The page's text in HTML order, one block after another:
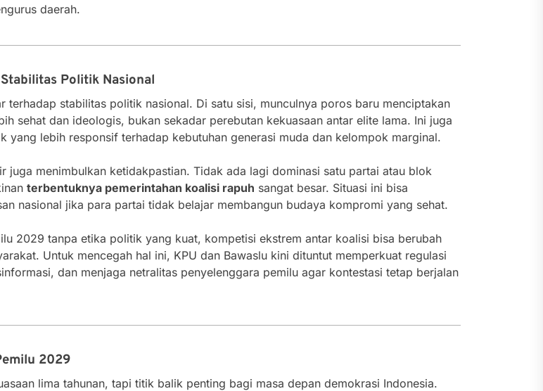
daerah.
Politik Nasional
terhadap stabilitas politik nasional. Di satu sisi, munculnya poros baru menciptakan
sehat dan ideologis, bukan sekadar perebutan kekuasaan antar elite lama. Ini juga
yang lebih responsif terhadap kebutuhan generasi muda dan kelompok marginal.
juga menimbulkan ketidakpastian. Tidak ada lagi dominasi satu partai atau blok
terbentuknya pemerintahan koalisi rapuh sangat besar. Situasi ini bisa
nasional jika para partai tidak belajar membangun budaya kompromi yang sehat.
2029 tanpa etika politik yang kuat, kompetisi ekstrem antar koalisi bisa berubah
Untuk mencegah hal ini, KPU dan Bawaslu kini dituntut memperkuat regulasi
dan menjaga netralitas penyelenggara pemilu agar kontestasi tetap berjalan
2029
lima tahunan, tapi titik balik penting bagi masa depan demokrasi Indonesia.